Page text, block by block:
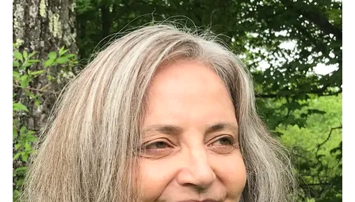
YUKIKO OCH PATRIK MÖTER
STOLPE STORIES
VIDEOGALLERI
UTMÄRKELSER
ÖVRIGA FORMAT